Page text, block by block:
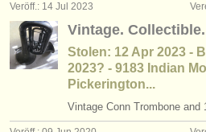
degree courses
kurse
musikwettbewerbe
instrumentenverkauf
jobs - aufführung: euphonium
kurse: euphonium (2)
kurse: baritone horn (1)
degree courses: euphonium (6)
Veröff.: 14 Jul 2023
Vintage. Collectible.
Stolen: 12 Apr 2023 -
2023? - 9183 Indian
Pickerington...
Vintage Conn Trombone